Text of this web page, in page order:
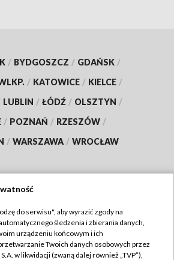
/ BYDGOSZCZ / GDAŃSK /
/ KATOWICE / KIELCE /
LUBLIN / ŁÓDŹ / OLSZTYN /
/ POZNAŃ / RZESZÓW /
/ WARSZAWA / WROCŁAW
TVP
Regulamin TVP
do serwisu", aby wyrazić zgody na
śledzenia i zbierania danych,
urządzeniu końcowym i ich
Twoich danych osobowych przez
w likwidacji (zwaną dalej również „TVP”),